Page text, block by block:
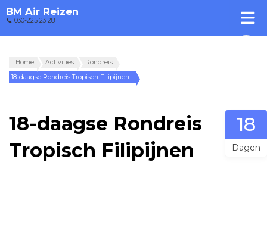
BM Air Reizen
📞 030-225 23 28
Home Activities
Rondreis
18-daagse Rondreis Tropisch Filipijnen
18-daagse Rondreis
Tropisch Filipijnen
18
Dagen